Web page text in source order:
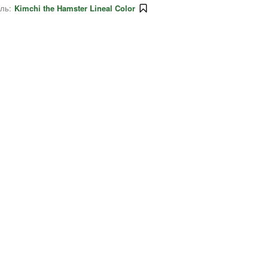
Kimchi the Hamster Lineal Color